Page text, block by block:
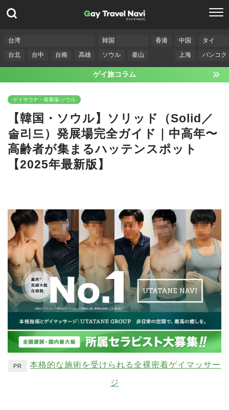
台湾
台北
台中 台南 高雄
韓国
ソウル
釜山
香港
中国
上海
タイ
バンコク
ゲイ旅コラム
ゲイサウナ・発展場-ソウル
【韓国・ソウル】ソリッド（Solid／
솔리드）発展場完全ガイド｜中高年〜
高齢者が集まるハッテンスポット
【2025年最新版】
PR 本格的な施術を受けられる全裸密着ゲイマッサー
ジ